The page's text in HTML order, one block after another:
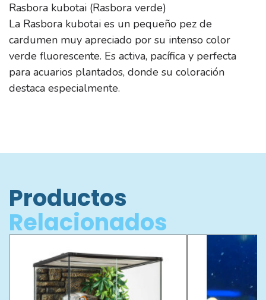
Rasbora kubotai (Rasbora verde)
La Rasbora kubotai es un pequeño pez de
cardumen muy apreciado por su intenso color
verde fluorescente. Es activa, pacífica y perfecta
para acuarios plantados, donde su coloración
destaca especialmente.
Productos
Relacionados